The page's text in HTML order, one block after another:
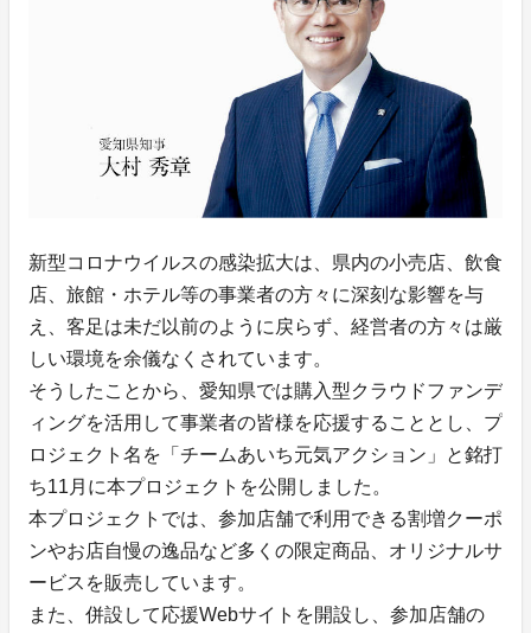
新型コロナウイルスの感染拡大は、県内の小売店、飲食
店、旅館・ホテル等の事業者の方々に深刻な影響を与
え、客足は未だ以前のように戻らず、経営者の方々は厳
しい環境を余儀なくされています。
そうしたことから、愛知県では購入型クラウドファンデ
ィングを活用して事業者の皆様を応援することとし、プ
ロジェクト名を「チームあいち元気アクション」と銘打
ち11月に本プロジェクトを公開しました。
本プロジェクトでは、参加店舗で利用できる割増クーポ
ンやお店自慢の逸品など多くの限定商品、オリジナルサ
ービスを販売しています。
また、併設して応援Webサイトを開設し、参加店舗の